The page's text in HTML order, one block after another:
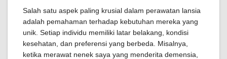
Salah satu aspek paling krusial dalam perawatan lansia
adalah pemahaman terhadap kebutuhan mereka yang
unik. Setiap individu memiliki latar belakang, kondisi
kesehatan, dan preferensi yang berbeda. Misalnya,
ketika merawat nenek saya yang menderita demensia,